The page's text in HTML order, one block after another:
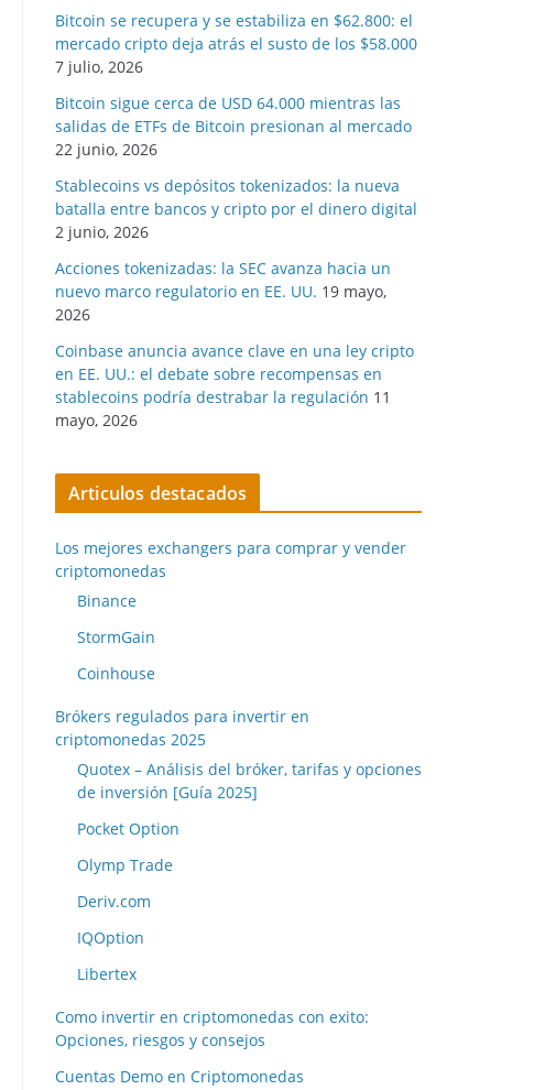
Bitcoin se recupera y se estabiliza en $62.800: el
mercado cripto deja atrás el susto de los $58.000
7 julio, 2026
Bitcoin sigue cerca de USD 64.000 mientras las
salidas de ETFs de Bitcoin presionan al mercado
22 junio, 2026
Stablecoins vs depósitos tokenizados: la nueva
batalla entre bancos y cripto por el dinero digital
2 junio, 2026
Acciones tokenizadas: la SEC avanza hacia un
nuevo marco regulatorio en EE. UU. 19 mayo,
2026
Coinbase anuncia avance clave en una ley cripto
en EE. UU.: el debate sobre recompensas en
stablecoins podría destrabar la regulación 11
mayo, 2026
Articulos destacados
Los mejores exchangers para comprar y vender
criptomonedas
Binance
StormGain
Coinhouse
Brókers regulados para invertir en
criptomonedas 2025
Quotex – Análisis del bróker, tarifas y opciones
de inversión [Guía 2025]
Pocket Option
Olymp Trade
Deriv.com
IQOption
Libertex
Como invertir en criptomonedas con exito:
Opciones, riesgos y consejos
Cuentas Demo en Criptomonedas